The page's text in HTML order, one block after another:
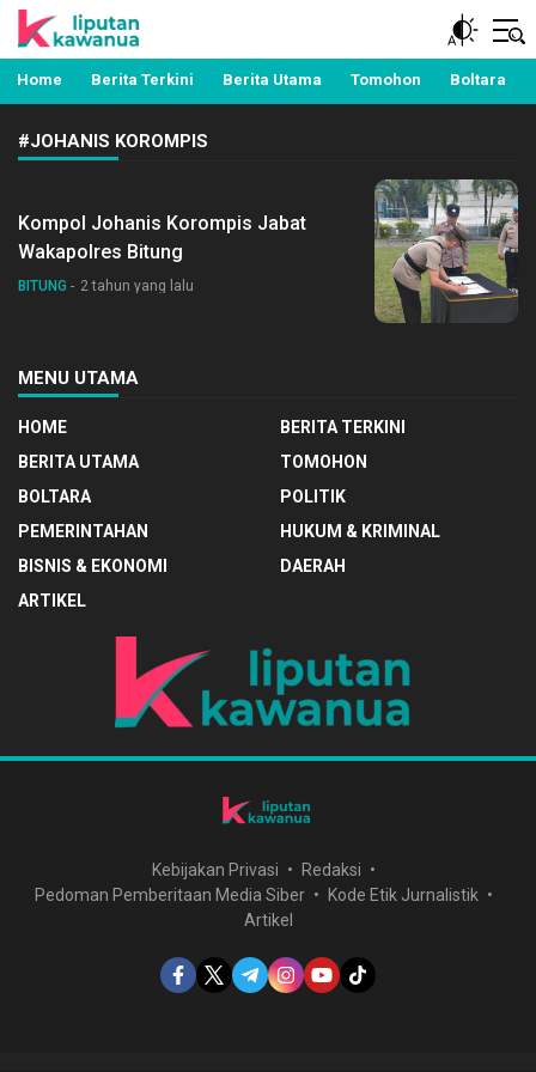
Liputan Kawanua
Berita Manado, Sulawesi Utara, Kawanua, Politik,
Pemerintahan, Hukum Kriminal dan Nasional
Home Berita Terkini Berita Utama Tomohon Boltara
#JOHANIS KOROMPIS
Kompol Johanis Korompis Jabat
Wakapolres Bitung
BITUNG 2 tahun yang lalu
MENU UTAMA
HOME
BERITA TERKINI
BERITA UTAMA
TOMOHON
BOLTARA
POLITIK
PEMERINTAHAN
HUKUM & KRIMINAL
BISNIS & EKONOMI
DAERAH
ARTIKEL
Kebijakan Privasi
Redaksi
Pedoman Pemberitaan Media Siber
Kode Etik Jurnalistik
Artikel